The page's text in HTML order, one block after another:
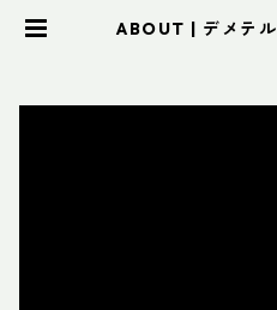
ABOUT | デメテ